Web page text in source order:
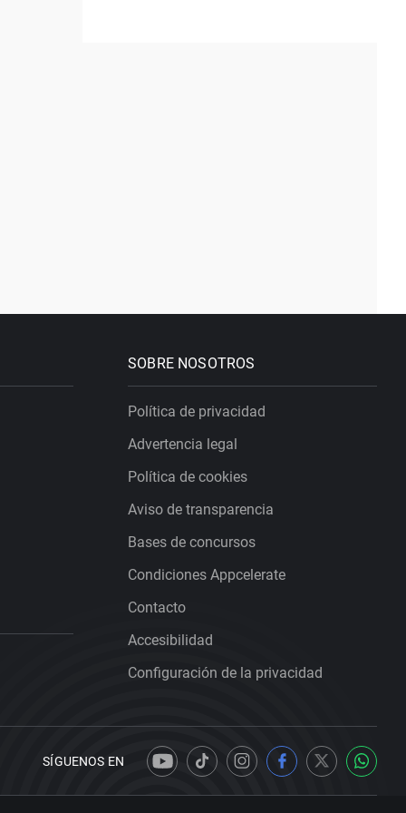
SOBRE NOSOTROS
Política de privacidad
Advertencia legal
Política de cookies
Aviso de transparencia
Bases de concursos
Condiciones Appcelerate
Contacto
Accesibilidad
Configuración de la privacidad
SÍGUENOS EN